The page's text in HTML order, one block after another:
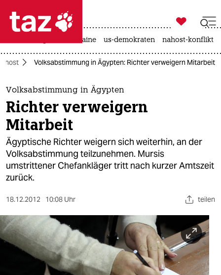
 taz zahl ich
taz zahl ich
themen
politik
öko
gesellschaft
kultur
sport
berlin
nord
wahrheit

taz zahl ich
krieg in der ukraine us-demokraten nahost-konflikt
Volksabstimmung in Ägypten: Richter verweigern Mitarbeit
Volksabstimmung in Ägypten
Richter verweigern
Mitarbeit
Ägyptische Richter weigern sich weiterhin, an der
Volksabstimmung teilzunehmen. Mursis
umstrittener Chefankläger tritt nach kurzer Amtszeit
zurück.
18.12.2012 10:08 Uhr teilen